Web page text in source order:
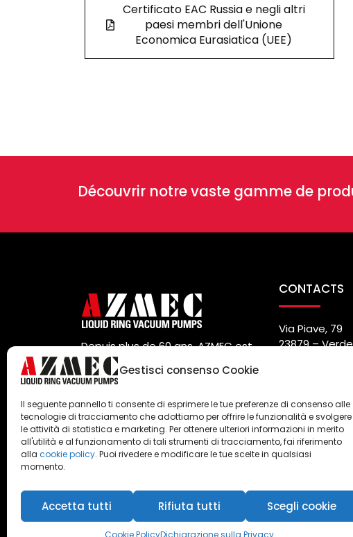
Gestisci consenso Cookie
Il seguente pannello ti consente di esprimere le tue preferenze di consenso alle
tecnologie di tracciamento che adottiamo per offrire le funzionalità e svolgere
le attività di statistica e marketing. Per ottenere ulteriori informazioni in merito
all'utilità e al funzionamento di tali strumenti di tracciamento, fai riferimento
alla cookie policy. Puoi rivedere e modificare le tue scelte in qualsiasi
momento.
Accetta tutti Rifiuta tutti Scegli cookie
Cookie PolicyDichiarazione sulla Privacy
Certificato EAC Russia e negli altri
paesi membri dell'Unione
Economica Eurasiatica (UEE)
Découvrir notre vaste gamme de
Depuis plus de 60 ans, AZMEC est
un fabricant et fournisseur
mondial de pompes à vide et de
PrivacyeCookie Policy
CONTACTS
Via Piave, 79
23879 –
Tel. (++39)
Fax. (++39)
info@azmec.it